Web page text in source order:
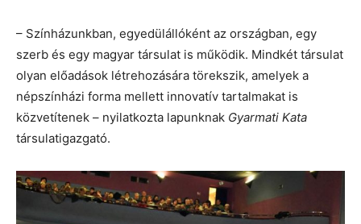
– Színházunkban, egyedülállóként az országban, egy
szerb és egy magyar társulat is működik. Mindkét társulat
olyan előadások létrehozására törekszik, amelyek a
népszínházi forma mellett innovatív tartalmakat is
közvetítenek – nyilatkozta lapunknak Gyarmati Kata
társulatigazgató.